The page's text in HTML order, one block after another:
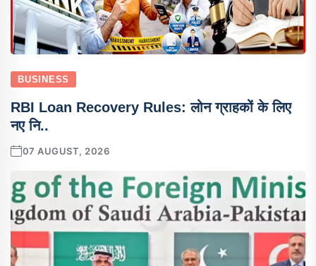
BUSINESS
RBI Loan Recovery Rules: लोन ग्राहकों के लिए
नए नि..
07 AUGUST, 2026